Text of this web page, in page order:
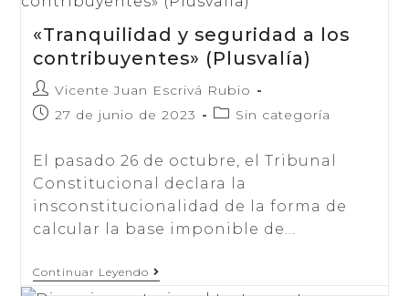
Notarial
«Tranquilidad y seguridad a los
contribuyentes» (Plusvalía)
Autor
de
Vicente Juan Escrivá Rubio
Publicación
la
entrada:
27 de junio de 2023
Categoría
entrada:
Sin categoría
El pasado 26 de octubre, el Tribunal
Constitucional declara la
insconstitucionalidad de la forma de
calcular la base imponible de…
Continuar Leyendo«Tranquilidad
Y